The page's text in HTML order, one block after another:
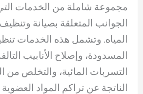
مجموعة شاملة من الخدمات
الجوانب المتعلقة بصيانة
المياه. وتشمل هذه الخدمات
المسدودة، وإصلاح الأنابيب
التسربات المائية، والتخلص من
الناتجة عن تراكم المواد العضوية